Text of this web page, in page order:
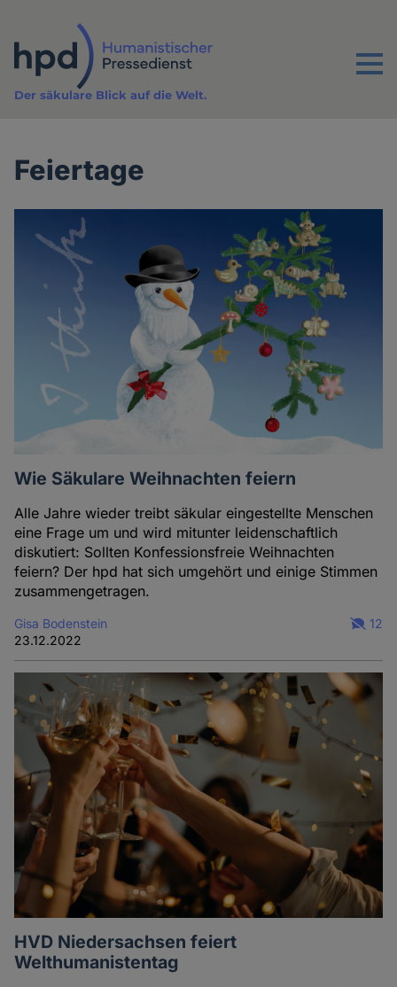
Inhalt
Menu
Der säkulare Blick auf die Welt.
Feiertage
Wie Säkulare Weihnachten feiern
Alle Jahre wieder treibt säkular eingestellte Menschen
eine Frage um und wird mitunter leidenschaftlich
diskutiert: Sollten Konfessionsfreie Weihnachten
feiern? Der hpd hat sich umgehört und einige Stimmen
zusammengetragen.
Gisa Bodenstein
23.12.2022
12
HVD Niedersachsen feiert
Welthumanistentag